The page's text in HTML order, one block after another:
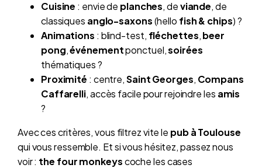
Cuisine : envie de planches, deviande, de
classiques anglo-saxons(hello fish & chips) ?
Animations : blind-test, fléchettes,beer
pong,événementponctuel,soirées
thématiques ?
Proximité : centre,Saint Georges, Compans
Caffarelli, accès facile pour rejoindre les amis
?
Avec ces critères, vous filtrez vite le pub à Toulouse
qui vous ressemble. Et si vous hésitez, passez nous
voir : the four monkeyscoche les cases